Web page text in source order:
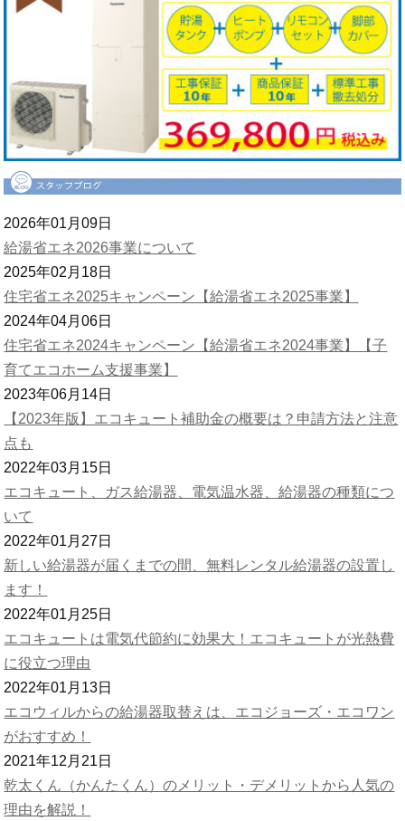
2026年01月09日
給湯省エネ2026事業について
2025年02月18日
住宅省エネ2025キャンペーン【給湯省エネ2025事業】
2024年04月06日
住宅省エネ2024キャンペーン【給湯省エネ2024事業】【子
育てエコホーム支援事業】
2023年06月14日
【2023年版】エコキュート補助金の概要は？申請方法と注意
点も
2022年03月15日
エコキュート、ガス給湯器、電気温水器、給湯器の種類につ
いて
2022年01月27日
新しい給湯器が届くまでの間、無料レンタル給湯器の設置し
ます！
2022年01月25日
エコキュートは電気代節約に効果大！エコキュートが光熱費
に役立つ理由
2022年01月13日
エコウィルからの給湯器取替えは、エコジョーズ・エコワン
がおすすめ！
2021年12月21日
乾太くん（かんたくん）のメリット・デメリットから人気の
理由を解説！